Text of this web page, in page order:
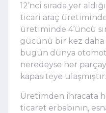
12’nci sırada yer
ticari araç
üretiminde 4’üncü
gücünü bir kez
bugün dünya
neredeyse her
kapasiteye
Üretimden ihracata
ticaret erbabının,